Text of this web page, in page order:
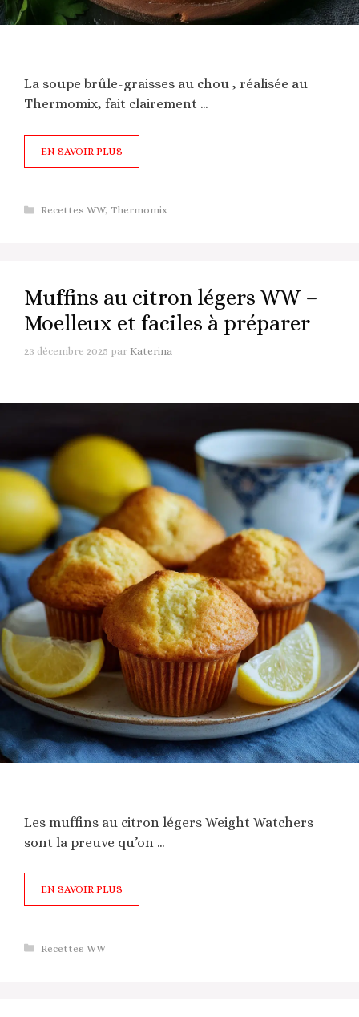
La soupe brûle-graisses au chou , réalisée au
Thermomix, fait clairement …
EN SAVOIR PLUS
Catégories
Recettes WW, Thermomix
Muffins au citron légers WW –
Moelleux et faciles à préparer
23 décembre 2025 par Katerina
Les muffins au citron légers Weight Watchers
sont la preuve qu’on …
EN SAVOIR PLUS
Catégories
Recettes WW